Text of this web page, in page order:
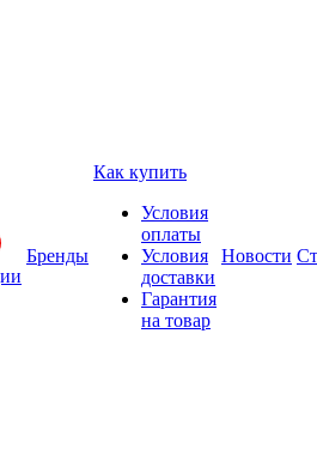
Бренды
Как купить
Условия
оплаты
Условия
доставки
Гарантия
на товар
Новости